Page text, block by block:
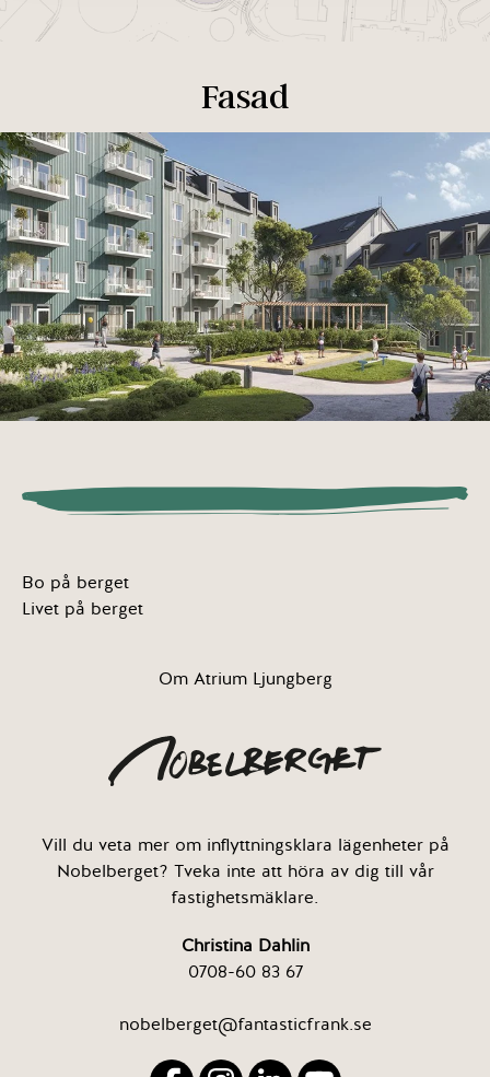
Fasad
Bo på berget
Livet på berget
Om Atrium Ljungberg
Vill du veta mer om inflyttningsklara lägenheter på
Nobelberget? Tveka inte att höra av dig till vår
fastighetsmäklare.
Christina Dahlin
0708-60 83 67
nobelberget@fantasticfrank.se